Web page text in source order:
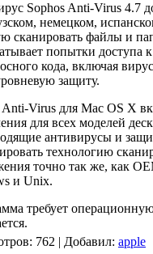
Sophos Anti-Virus 4.7
немецком,
сканировать файлы и
попытки доступа
кода, включая
защиту.
Anti-Virus для Mac OS X
для всех моделей
антивирусы и
технологию
точно так же, как
и Unix.
требует
762 | Добавил: apple